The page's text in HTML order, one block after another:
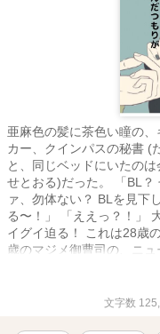
亜麻色の髪に茶色い瞳の
カー、クインパスの秘書 (
と、同じベッドにいたの
せとおる)だった。 「BL？
ァ、勿体ない？ BLを見下
る〜！」 「ええっ？！」
イグイ迫る！ これは28歳
歳のマジメ御曹司の、ニ
です。該当シーンのある
文字数